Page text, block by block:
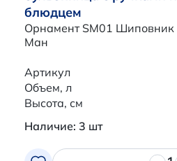
блюдцем
Орнамент SM01 Шиповник
Ман
Артикул
Объем, л
Высота, см
Наличие: 3 шт